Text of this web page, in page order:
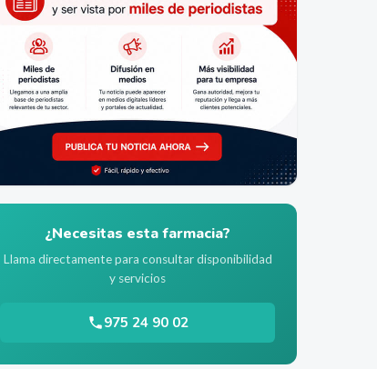
¿Necesitas esta farmacia?
Llama directamente para consultar disponibilidad
y servicios
975 24 90 02